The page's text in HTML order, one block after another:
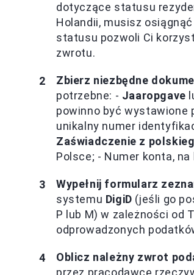
dotyczące statusu
Holandii, musisz
statusu pozwoli Ci
zwrotu.
Zbierz niezbędne
potrzebne: - Jaaropgave
powinno być wystawione
unikalny numer
Zaświadczenie z
Polsce; - Numer konta,
Wypełnij formularz
systemu DigiD (jeśli go
P lub M) w zależności od
odprowadzonych
Oblicz należny zwrot
przez pracodawcę